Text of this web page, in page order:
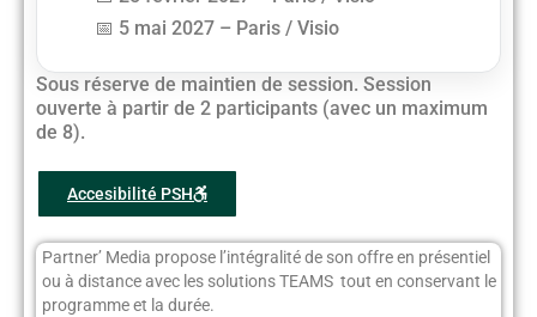
5 mai 2027 – Paris / Visio
Sous réserve de maintien de session. Session
ouverte à partir de 2 participants (avec un maximum
de 8).
Accesibilité PSH
Partner’ Media propose l’intégralité de son offre en présentiel
ou à distance avec les solutions TEAMS tout en conservant le
programme et la durée.